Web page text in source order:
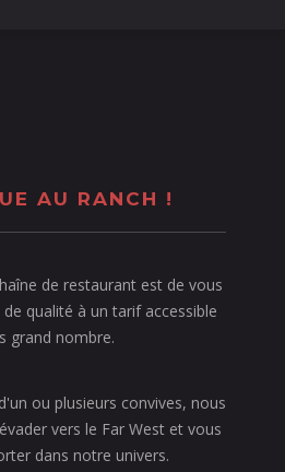
AU RANCH !
de restaurant est de vous
qualité à un tarif accessible
grand nombre.
ou plusieurs convives, nous
vers le Far West et vous
dans notre univers.